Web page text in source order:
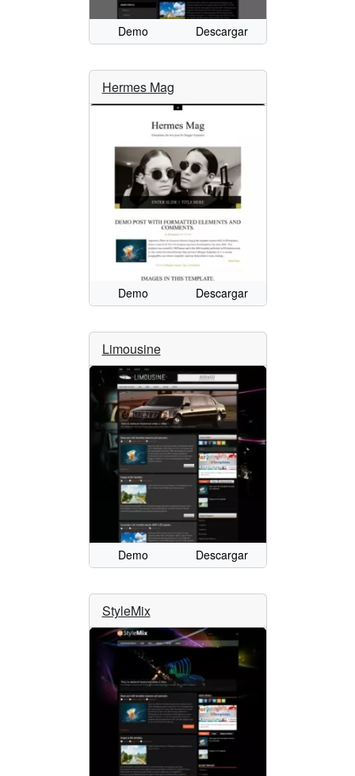
Demo Descargar
Hermes Mag
Demo Descargar
Limousine
Demo Descargar
StyleMix